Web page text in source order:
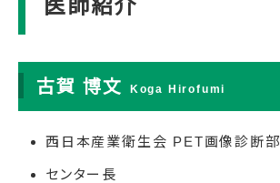
医師紹介
古賀 博文 Koga Hirofumi
西日本産業衛生会 PET画像診断部
センター長